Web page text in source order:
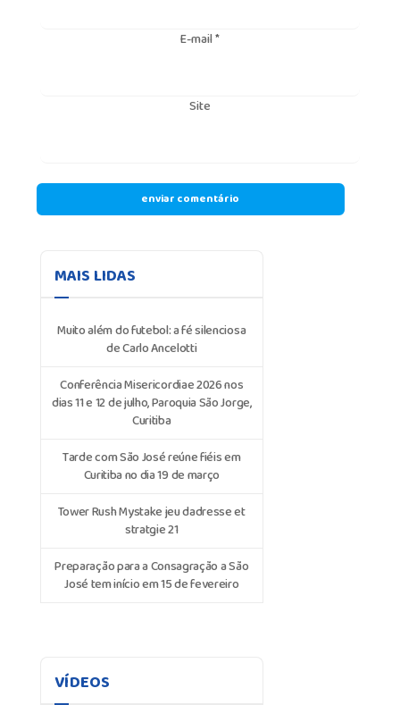
E-mail*
Site
MAIS LIDAS
Muito além do futebol: a fé silenciosa
de Carlo Ancelotti
Conferência Misericordiae 2026 nos
dias 11 e 12 de julho, Paroquia São Jorge,
Curitiba
Tarde com São José reúne fiéis em
Curitiba no dia 19 de março
Tower Rush Mystake jeu dadresse et
stratgie 21
Preparação para a Consagração a São
José tem início em 15 de fevereiro
VÍDEOS